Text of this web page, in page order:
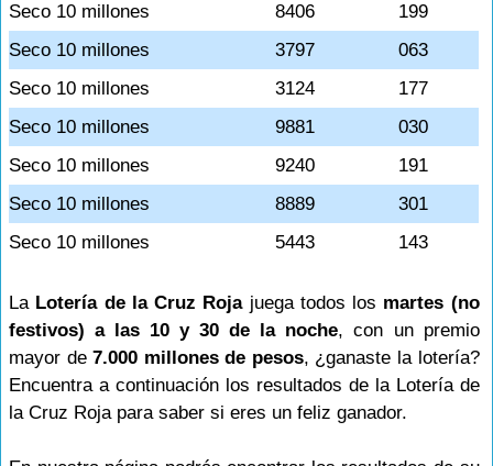
Seco 10 millones
8406
199
Seco 10 millones
3797
063
Seco 10 millones
3124
177
Seco 10 millones
9881
030
Seco 10 millones
9240
191
Seco 10 millones
8889
301
Seco 10 millones
5443 143
La Lotería de la Cruz Rojajuega todos los martes (no
festivos) a las 10 y 30 de la noche, con un premio
mayor de7.000 millones de pesos, ¿ganaste la lotería?
Encuentra a continuación los resultados de la Lotería de
la Cruz Roja para saber si eres un feliz ganador.